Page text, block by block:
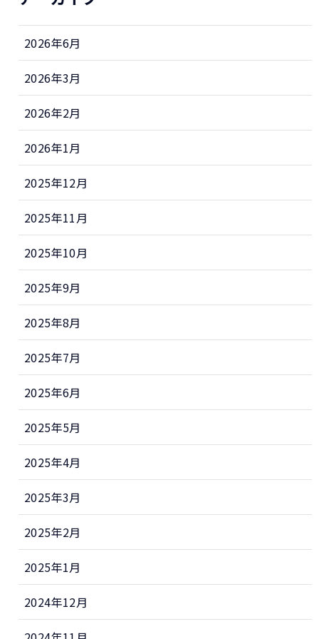
2026年6月
2026年3月
2026年2月
2026年1月
2025年12月
2025年11月
2025年10月
2025年9月
2025年8月
2025年7月
2025年6月
2025年5月
2025年4月
2025年3月
2025年2月
2025年1月
2024年12月